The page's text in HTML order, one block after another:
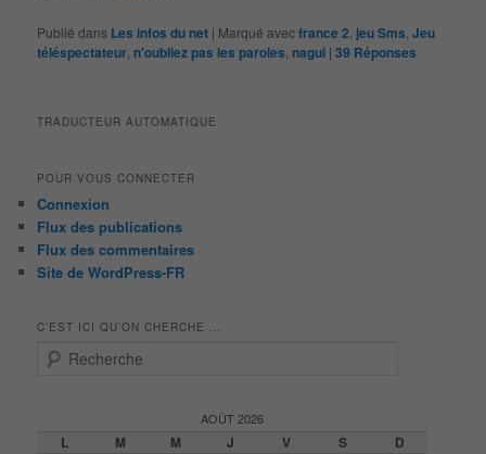
Publié dans Les infos du net | Marqué avecfrance 2 jeu Sms ,Jeu
téléspectateur n'oubliez pas les paroles nagui |39 Réponses
TRADUCTEUR AUTOMATIQUE
POUR VOUS CONNECTER
Connexion
Flux des publications
Flux des commentaires
Site de WordPress-FR
C’EST ICI QU’ON CHERCHE …
AOÛT 2026
L M M J V S D